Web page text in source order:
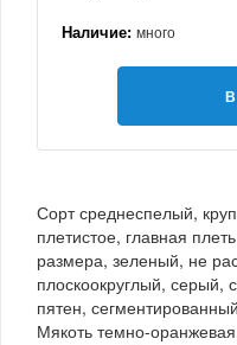
Наличие: много
Сорт среднеспелый,
плетистое, главная
размера, зеленый, не
плоскоокруглый, серый,
пятен,
Мякоть темно-